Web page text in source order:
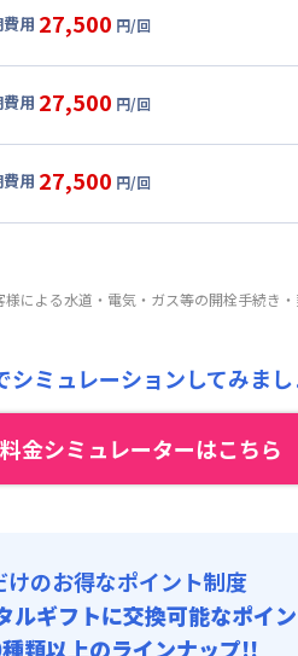
用 27,500 円/回
日)
/日) (税抜)
)
用 27,500 円/回
日)
/日) (税抜)
用 27,500 円/回
/日) (税抜)
よる水道・電気・ガス等の開栓手続き・
シミュレーションしてみまし
金シミュレーターはこちら
のお得なポイント制度
ルギフトに交換可能なポイ
類以上のラインナップ!!